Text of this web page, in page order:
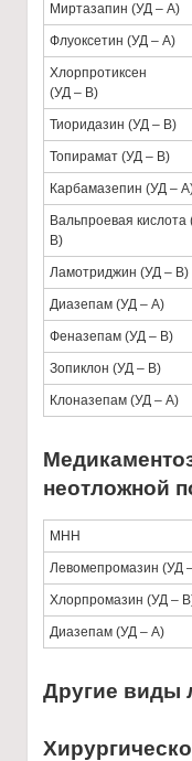
Миртазапин (УД – А)
Флуоксетин (УД – А)
Хлорпротиксен
(УД – В)
Тиоридазин (УД – В)
Топирамат (УД – В)
Карбамазепин (УД –
Вальпроевая кислота
В)
Ламотриджин (УД – В)
Диазепам (УД – А)
Феназепам (УД – В)
Зопиклон (УД – В)
Клоназепам (УД – А)
неотложной
МНН
Левомепромазин (УД
Хлорпромазин (УД –
Диазепам (УД – А)
Другие виды